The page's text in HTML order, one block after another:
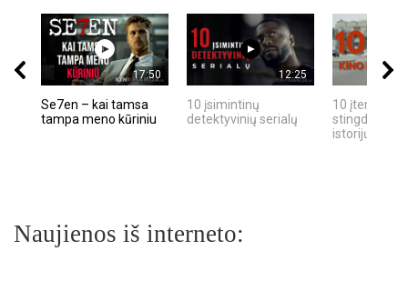
17:50
Se7en – kai tamsa
tampa meno kūriniu
12:25
10 įsimintinų
detektyvinių serialų
10 įtemptų,
stingdančių
istorijų
Naujienos iš interneto: